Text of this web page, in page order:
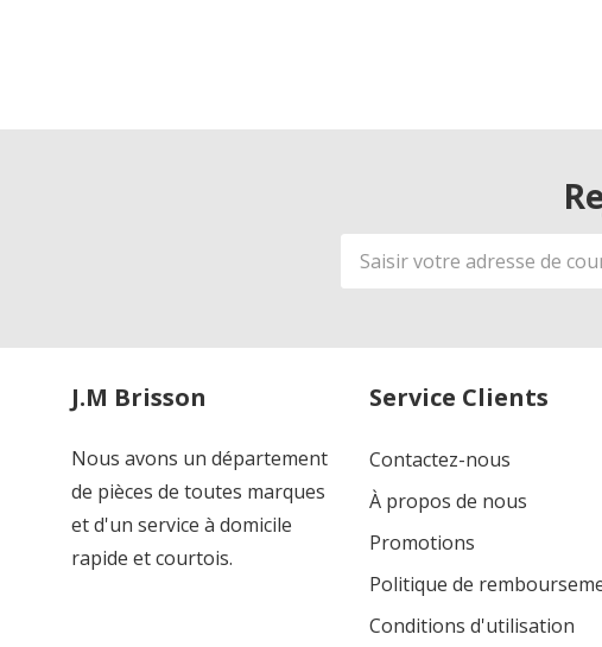
Adresse
de
J.M Brisson
Nous avons un département
de pièces de toutes marques
et d'un service à domicile
rapide et courtois.
Service Clients
Contactez-nous
À propos de nous
Promotions
Politique de
Conditions d'utilisation